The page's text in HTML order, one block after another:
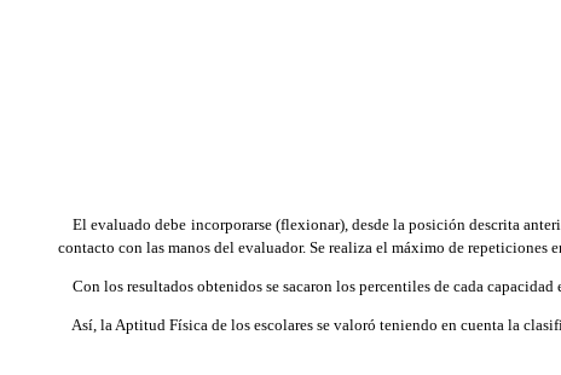
El evaluado debe incorporarse (flexionar), desde la posición descrita
contacto con las manos del evaluador. Se realiza el máximo de repeticiones
Con los resultados obtenidos se sacaron los percentiles de cada capacidad
Así, la Aptitud Física de los escolares se valoró teniendo en cuenta la